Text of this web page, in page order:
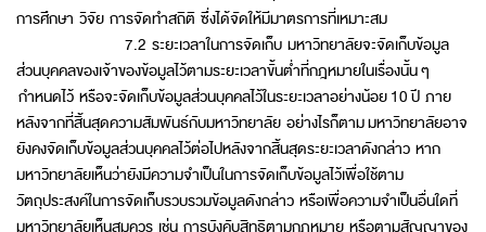
การศึกษา วิจัย การจัดทำสถิติ ซึ่งได้จัดให้มีมาตรการที่เหมาะสม
7.2 ระยะเวลาในการจัดเก็บ มหาวิทยาลัยจะจัดเก็บข้อมูล
ส่วนบุคคลของเจ้าของข้อมูลไว้ตามระยะเวลาขั้นต่ำที่กฎหมายในเรื่องนั้น ๆ
กำหนดไว้ หรือจะจัดเก็บข้อมูลส่วนบุคคลไว้ในระยะเวลาอย่างน้อย 10 ปี ภาย
หลังจากที่สิ้นสุดความสัมพันธ์กับมหาวิทยาลัย อย่างไรก็ตาม มหาวิทยาลัยอาจ
ยังคงจัดเก็บข้อมูลส่วนบุคคลไว้ต่อไปหลังจากสิ้นสุดระยะเวลาดังกล่าว หาก
มหาวิทยาลัยเห็นว่ายังมีความจำเป็นในการจัดเก็บข้อมูลไว้เพื่อใช้ตาม
วัตถุประสงค์ในการจัดเก็บรวบรวมข้อมูลดังกล่าว หรือเพื่อความจำเป็นอื่นใดที่